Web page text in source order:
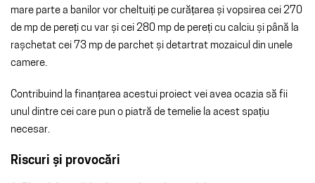
mare parte a banilor vor cheltuiți pe curățarea și vopsirea cei 270
de mp de pereți cu var și cei 280 mp de pereți cu calciu și până la
rașchetat cei 73 mp de parchet și detartrat mozaicul din unele
camere.
Contribuind la finanțarea acestui proiect vei avea ocazia să fii
unul dintre cei care pun o piatră de temelie la acest spațiu
necesar.
Riscuri și provocări